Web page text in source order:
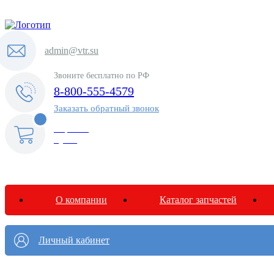
admin@vtr.su
Звоните бесплатно по РФ
8-800-555-4579
Заказать обратный звонок
О компании Каталог запчастей
Личный кабинет